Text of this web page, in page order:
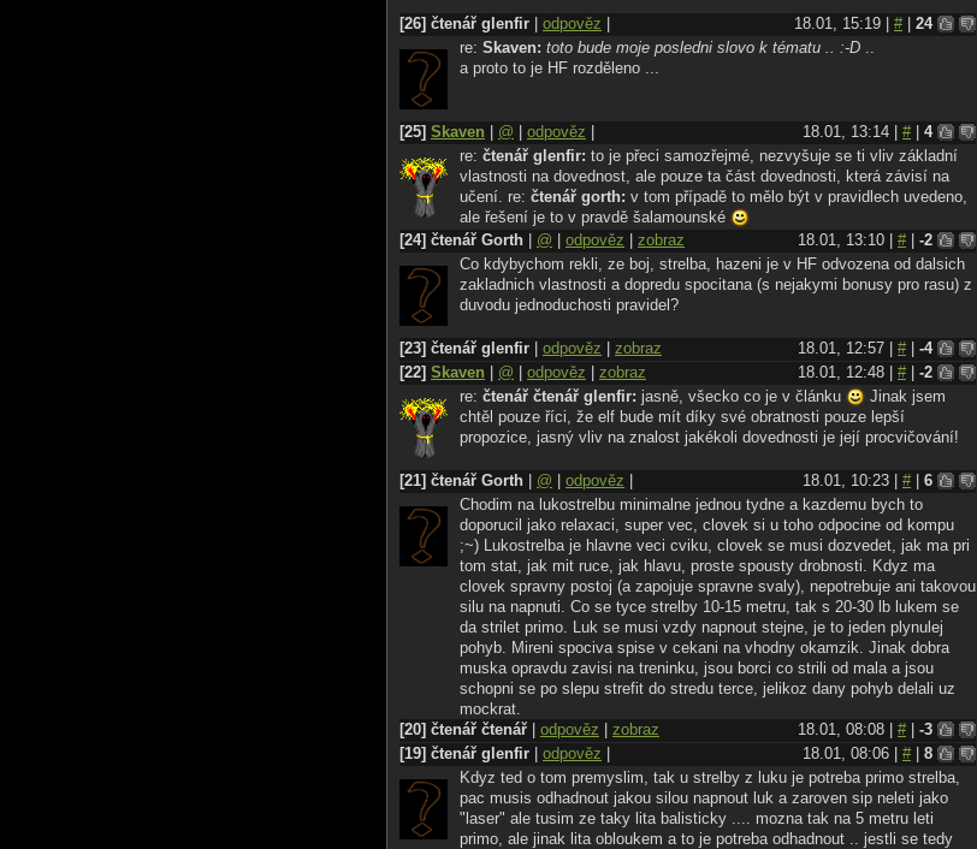
[26] čtenář glenfir
odpověz 18.01, 15:19 | #| 24
re: Skaven: toto bude moje posledni slovo k tématu .. :-D ..
a proto to je HF rozděleno ...
[25] Skaven @ odpověz 18.01, 13:14 | #| 4
re: čtenář glenfir: to je přeci samozřejmé, nezvyšuje se ti vliv základní
vlastnosti na dovednost, ale pouze ta část dovednosti, která závisí na
učení. re: čtenář gorth: v tom případě to mělo být v pravidlech uvedeno,
ale řešení je to v pravdě šalamounské
[24] čtenář Gorth
@ odpověz zobraz 18.01, 13:10 | #| -2
Co kdybychom rekli, ze boj, strelba, hazeni je v HF odvozena od dalsich
zakladnich vlastnosti a dopredu spocitana (s nejakymi bonusy pro rasu) z
duvodu jednoduchosti pravidel?
[23] čtenář glenfir odpověz zobraz 18.01, 12:57 | #| -4
[22] Skaven @ odpověz zobraz 18.01, 12:48 | #| -2
re: čtenář čtenář glenfir: jasně, všecko co je v článku
Jinak jsem
chtěl pouze říci, že elf bude mít díky své obratnosti pouze lepší
propozice, jasný vliv na znalost jakékoli dovednosti je její procvičování!
[21] čtenář Gorth @ odpověz 18.01, 10:23 | #| 6
Chodim na lukostrelbu minimalne jednou tydne a kazdemu bych to
doporucil jako relaxaci, super vec, clovek si u toho odpocine od kompu
;~) Lukostrelba je hlavne veci cviku, clovek se musi dozvedet, jak ma pri
tom stat, jak mit ruce, jak hlavu, proste spousty drobnosti. Kdyz ma
clovek spravny postoj (a zapojuje spravne svaly), nepotrebuje ani takovou
silu na napnuti. Co se tyce strelby 10-15 metru, tak s 20-30 lb lukem se
da strilet primo. Luk se musi vzdy napnout stejne, je to jeden plynulej
pohyb. Mireni spociva spise v cekani na vhodny okamzik. Jinak dobra
muska opravdu zavisi na treninku, jsou borci co strili od mala a jsou
schopni se po slepu strefit do stredu terce, jelikoz dany pohyb delali uz
mockrat.
[20] čtenář čtenář
odpověz zobraz 18.01, 08:08 | #| -3
[19] čtenář glenfir
odpověz 18.01, 08:06 | #| 8
Kdyz ted o tom premyslim, tak u strelby z luku je potreba primo strelba,
pac musis odhadnout jakou silou napnout luk a zaroven sip neleti jako
"laser" ale tusim ze taky lita balisticky .... mozna tak na 5 metru leti
primo, ale jinak lita obloukem a to je potreba odhadnout .. jestli se tedy